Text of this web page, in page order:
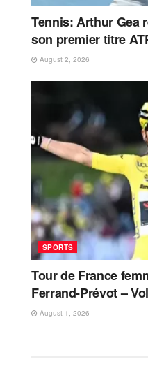
Tennis: Arthur Gea
son premier titre
August 2, 2026
SPORTS
Tour de France
Ferrand-Prévot –
August 1, 2026